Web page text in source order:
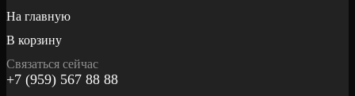
На главную
В корзину
Связаться сейчас
+7 (959) 567 88 88